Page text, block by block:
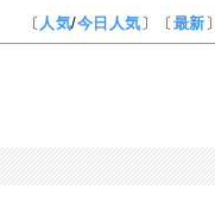
〔 人気/今日人気〕〔最新〕